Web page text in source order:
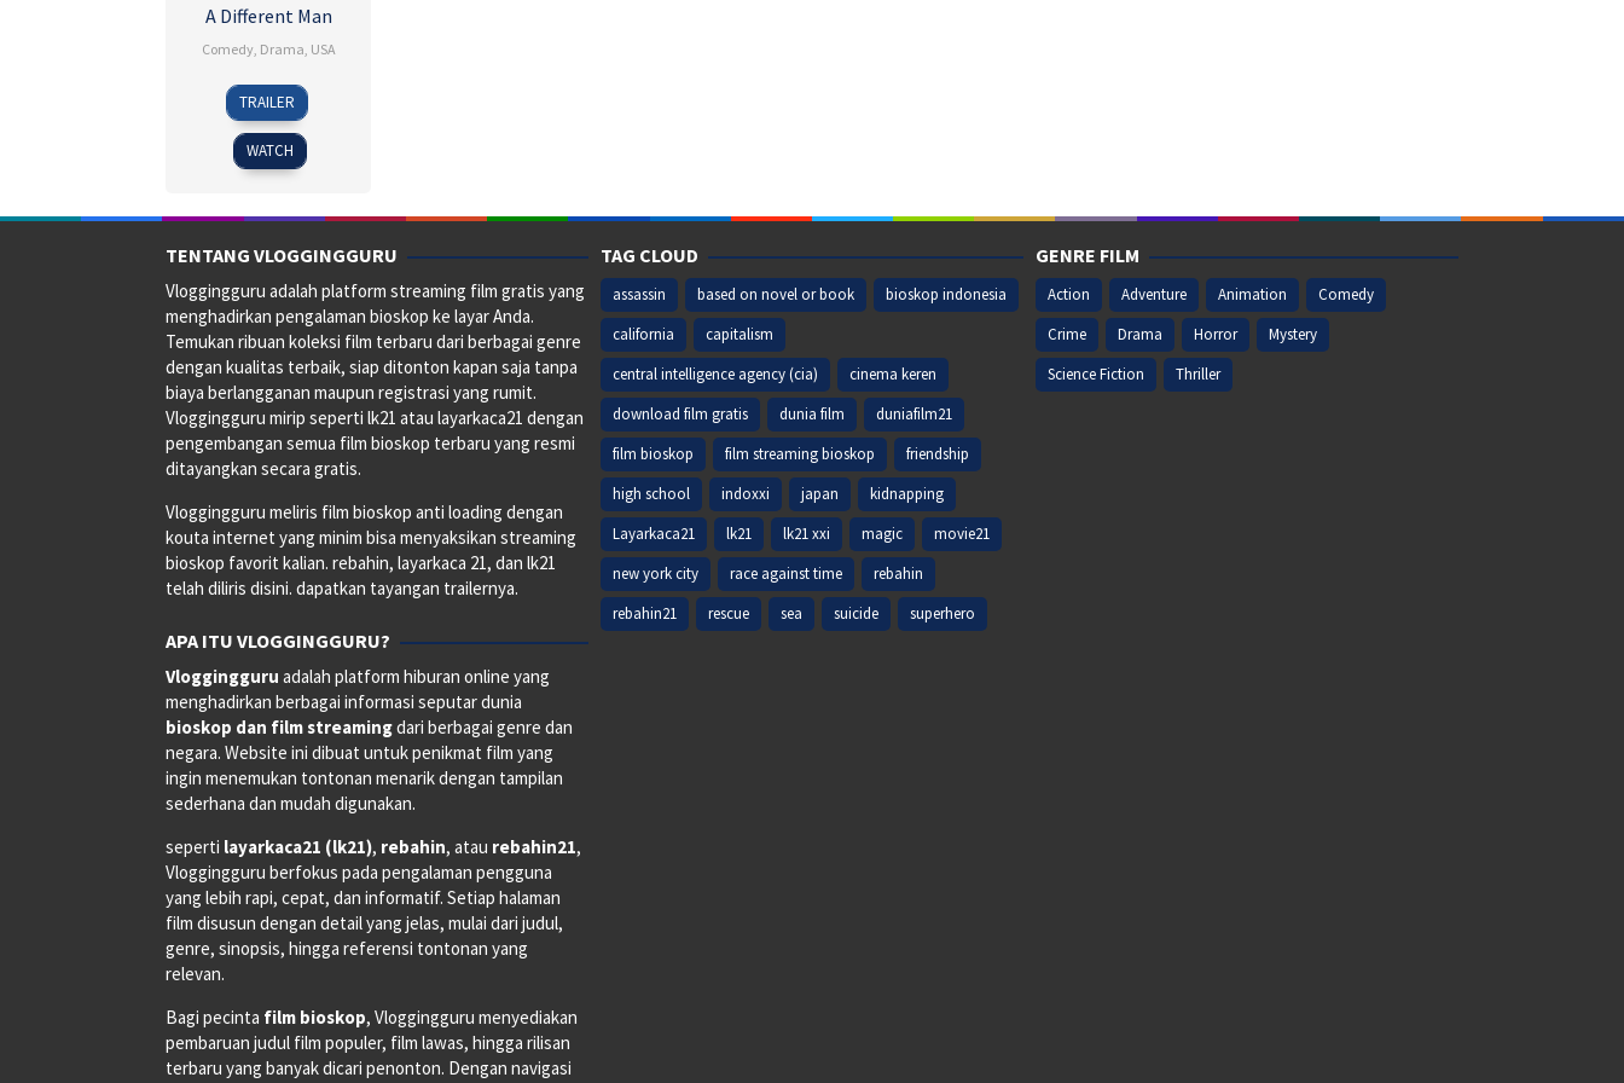
A Different Man
Comedy, Drama, USA
24
Aug
2024
Aaron
Schimberg
TRAILER
WATCH
TENTANG VLOGGINGGURU
Vloggingguru adalah platform streaming film gratis yang
menghadirkan pengalaman bioskop ke layar Anda.
Temukan ribuan koleksi film terbaru dari berbagai genre
dengan kualitas terbaik, siap ditonton kapan saja tanpa
biaya berlangganan maupun registrasi yang rumit.
Vloggingguru mirip seperti lk21 atau layarkaca21 dengan
pengembangan semua film bioskop terbaru yang resmi
ditayangkan secara gratis.
Vloggingguru meliris film bioskop anti loading dengan
kouta internet yang minim bisa menyaksikan streaming
bioskop favorit kalian. rebahin, layarkaca 21, dan lk21
telah diliris disini. dapatkan tayangan trailernya.
APA ITU VLOGGINGGURU?
Vloggingguru adalah platform hiburan online yang
menghadirkan berbagai informasi seputar dunia
bioskop dan film streamingdari berbagai genre dan
negara. Website ini dibuat untuk penikmat film yang
ingin menemukan tontonan menarik dengan tampilan
sederhana dan mudah digunakan.
seperti layarkaca21 (lk21), rebahin, atau rebahin21,
Vloggingguru berfokus pada pengalaman pengguna
yang lebih rapi, cepat, dan informatif. Setiap halaman
film disusun dengan detail yang jelas, mulai dari judul,
genre, sinopsis, hingga referensi tontonan yang
relevan.
Bagi pecinta film bioskop, Vloggingguru menyediakan
pembaruan judul film populer, film lawas, hingga rilisan
terbaru yang banyak dicari penonton. Dengan navigasi
TAG CLOUD
assassin based on novel or book
bioskop indonesia
california
capitalism
central intelligence agency (cia)
cinema keren
download film gratis
dunia film
duniafilm21
film bioskop
film streaming bioskop
friendship
high school
indoxxi japan
kidnapping
Layarkaca21
lk21 lk21 xxi magic
movie21
new york city
race against time
rebahin
rebahin21
rescue sea suicide superhero
GENRE FILM
Action Adventure Animation
Comedy
Crime
Drama Horror
Mystery
Science Fiction
Thriller